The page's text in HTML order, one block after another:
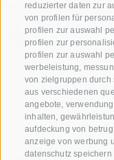
reduzierter daten zur
von profilen für
profilen zur auswahl
profilen zur
profilen zur auswahl
werbeleistung,
von zielgruppen durch
aus verschiedenen
angebote,
inhalten,
aufdeckung von
anzeige von werbung
datenschutz
+39 0471
Verband der
Jakobistraße 1A,
www.vog.it